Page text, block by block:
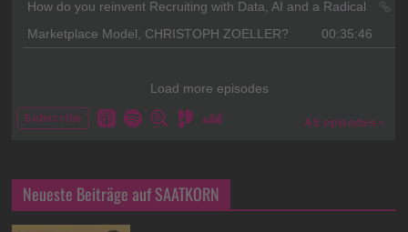
Neueste Beiträge auf SAATKORN